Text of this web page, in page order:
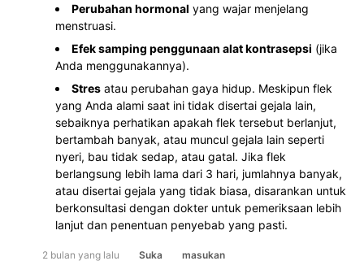
Perubahan hormonal yang wajar menjelang
menstruasi.
Efek samping penggunaan alat kontrasepsi (jika
Anda menggunakannya).
Stres atau perubahan gaya hidup. Meskipun flek
yang Anda alami saat ini tidak disertai gejala lain,
sebaiknya perhatikan apakah flek tersebut berlanjut,
bertambah banyak, atau muncul gejala lain seperti
nyeri, bau tidak sedap, atau gatal. Jika flek
berlangsung lebih lama dari 3 hari, jumlahnya banyak,
atau disertai gejala yang tidak biasa, disarankan untuk
berkonsultasi dengan dokter untuk pemeriksaan lebih
lanjut dan penentuan penyebab yang pasti.
2 bulan yang lalu Suka masukan